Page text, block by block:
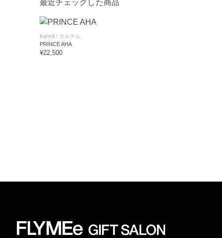
最近チェックした商品
Kartell / カルテル
PRINCE AHA
¥22,500